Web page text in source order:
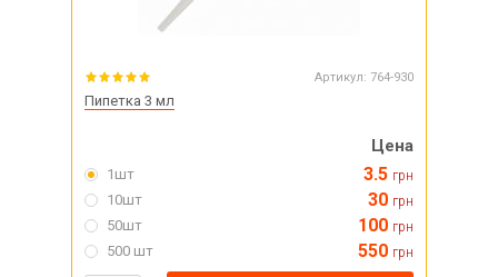
Артикул: 764-930
Пипетка 3 мл
Цена
1шт 3.5 грн
10шт 30 грн
50шт 100 грн
500 шт 550 грн